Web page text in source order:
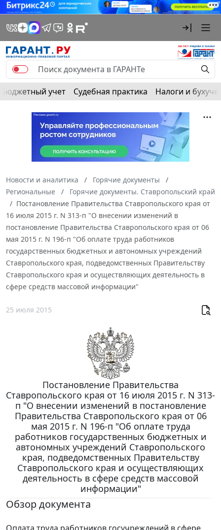
Бюджетный учет Судебная практика Налоги и
Новости и аналитика
Горячие документы
Региональные
Горячие документы. Ставропольский край
Постановление Правительства Ставропольского края от
16 июля 2015 г. N 313-п "О внесении изменений в
постановление Правительства Ставропольского края от 06
мая 2015 г. N 196-п "Об оплате труда работников
государственных бюджетных и автономных учреждений
Ставропольского края, подведомственных Правительству
Ставропольского края и осуществляющих деятельность в
сфере средств массовой информации"
25 июля 2015
Постановление Правительства
Ставропольского края от 16 июля 2015 г. N 313-
п "О внесении изменений в постановление
Правительства Ставропольского края от 06
мая 2015 г. N 196-п "Об оплате труда
работников государственных бюджетных и
автономных учреждений Ставропольского
края, подведомственных Правительству
Ставропольского края и осуществляющих
деятельность в сфере средств массовой
информации"
Обзор документа